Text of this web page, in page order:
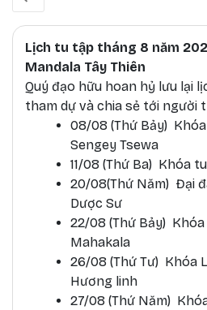
Lịch tu tập tháng 8 năm
Mandala Tây Thiên
Quý đạo hữu hoan hỷ lưu lại
tham dự và chia sẻ tới người
08/08 (Thứ Bảy)
Sengey Tsewa
11/08 (Thứ Ba) Khóa
20/08(Thứ Năm) Đại
Dược Sư
22/08 (Thứ Bảy)
Mahakala
26/08 (Thứ Tư) Khóa
Hương linh
27/08 (Thứ Năm)